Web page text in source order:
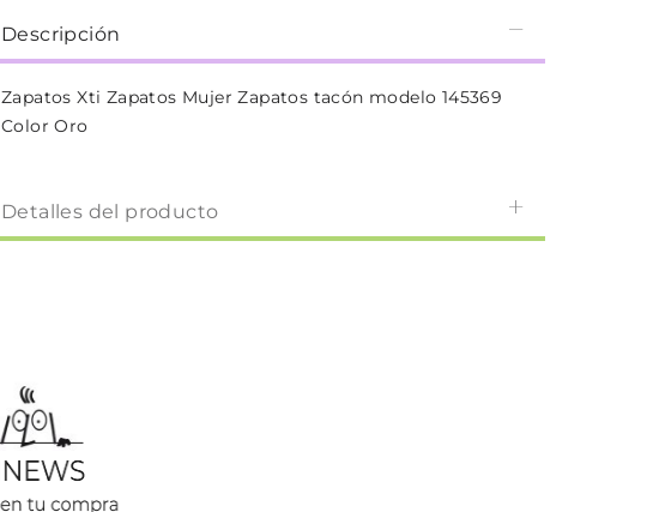
Descripción
Zapatos Xti Zapatos Mujer Zapatos tacón modelo 145369
Color Oro
Detalles del producto